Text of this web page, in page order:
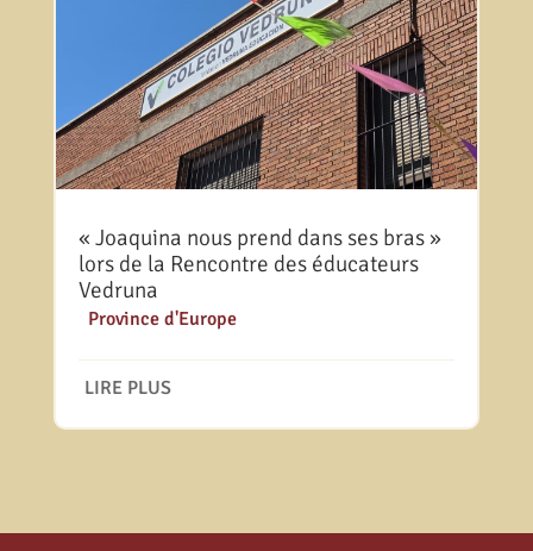
« Joaquina nous prend dans ses bras »
lors de la Rencontre des éducateurs
Vedruna
Province d'Europe
LIRE PLUS